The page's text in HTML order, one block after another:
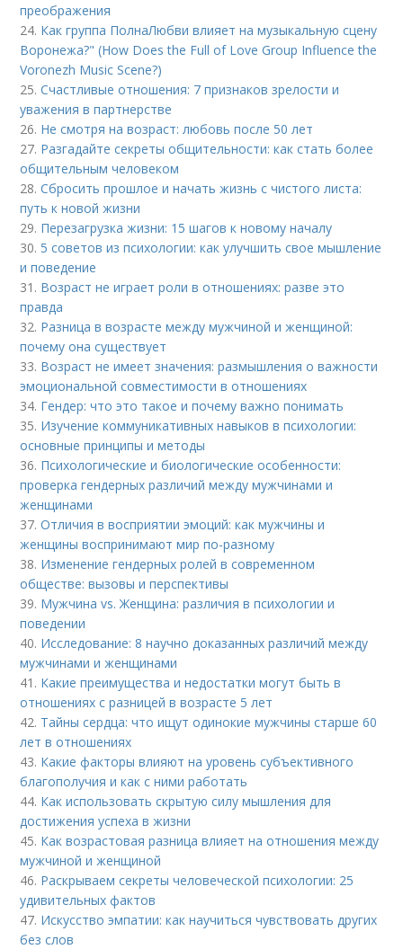
преображения
24. Как группа ПолнаЛюбви влияет на музыкальную сцену
Воронежа?" (How Does the Full of Love Group Influence the
Voronezh Music Scene?)
25.Счастливые отношения: 7 признаков зрелости и
уважения в партнерстве
26. Не смотря на возраст: любовь после 50 лет
27. Разгадайте секреты общительности: как стать более
общительным человеком
28.Сбросить прошлое и начать жизнь с чистого листа:
путь к новой жизни
29. Перезагрузка жизни: 15 шагов к новому началу
30. 5 советов из психологии: как улучшить свое мышление
и поведение
31. Возраст не играет роли в отношениях: разве это
правда
32. Разница в возрасте между мужчиной и женщиной:
почему она существует
33. Возраст не имеет значения: размышления о важности
эмоциональной совместимости в отношениях
34. Гендер: что это такое и почему важно понимать
35. Изучение коммуникативных навыков в психологии:
основные принципы и методы
36. Психологические и биологические особенности:
проверка гендерных различий между мужчинами и
женщинами
37.Отличия в восприятии эмоций: как мужчины и
женщины воспринимают мир по-разному
38. Изменение гендерных ролей в современном
обществе: вызовы и перспективы
39. Мужчина vs. Женщина: различия в психологии и
поведении
40. Исследование: 8 научно доказанных различий между
мужчинами и женщинами
41. Какие преимущества и недостатки могут быть в
отношениях с разницей в возрасте 5 лет
42. Тайны сердца: что ищут одинокие мужчины старше 60
лет в отношениях
43. Какие факторы влияют на уровень субъективного
благополучия и как с ними работать
44. Как использовать скрытую силу мышления для
достижения успеха в жизни
45. Как возрастовая разница влияет на отношения между
мужчиной и женщиной
46. Раскрываем секреты человеческой психологии: 25
удивительных фактов
47. Искусство эмпатии: как научиться чувствовать других
без слов